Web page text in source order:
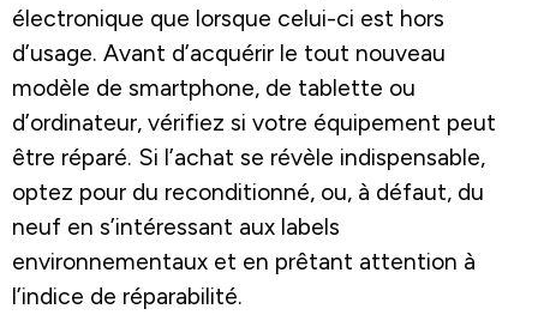
électronique que lorsque celui-ci est hors
d’usage. Avant d’acquérir le tout nouveau
modèle de smartphone, de tablette ou
d’ordinateur, vérifiez si votre équipement peut
être réparé. Si l’achat se révèle indispensable,
optez pour du reconditionné, ou, à défaut, du
neuf en s’intéressant aux labels
environnementaux et en prêtant attention à
l’indice de réparabilité.